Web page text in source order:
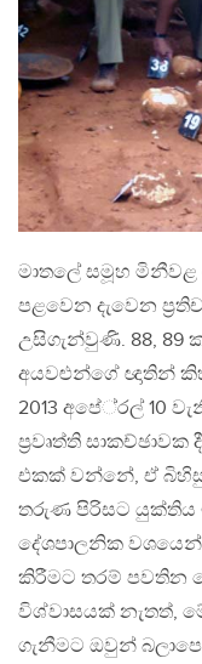
මාතලේ සමූහ
පළවෙන දැවෙන
උසිගැන්වුණි. 88, 89
අයවළුන්ගේ ඥාතින්
2013 අපේ‍්‍රල් 10
ප‍්‍රවෘත්ති
එකක් වන්නේ, ඒ
තරුණ පිරිසට යුක්තිය
දේශපාලනික වශයෙන්
කිරීමට තරම් පවතින
විශ්වාසයක් නැතත්,
ගැනීමට ඔවුන්